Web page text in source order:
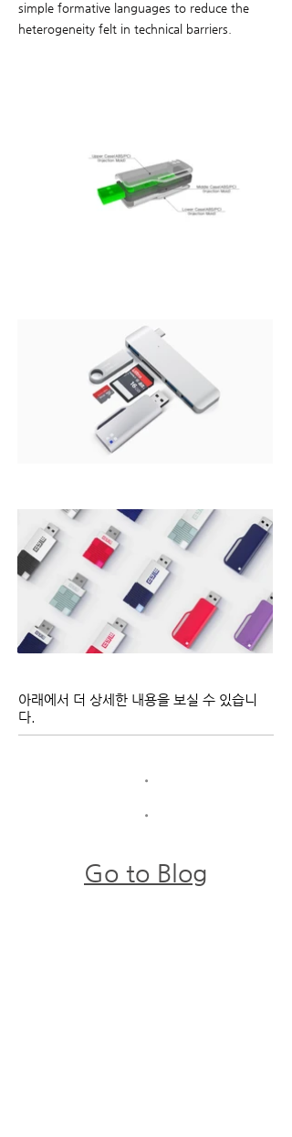
simple formative languages to reduce the
heterogeneity felt in technical barriers.
아래에서 더 상세한 내용을 보실 수 있습니
다.
​•
​•
Go to Blog